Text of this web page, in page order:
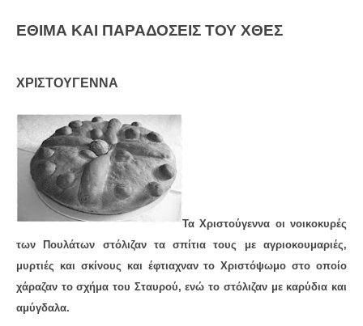
ΈΘΙΜΑ ΚΑΙ ΠΑΡΑΔΌΣΕΙΣ ΤΟΥ ΧΘΕΣ
ΧΡΙΣΤΟΎΓΕΝΝΑ
Τα Χριστούγεννα οι νοικοκυρές
των Πουλάτων στόλιζαν τα σπίτια τους με αγριοκουμαριές,
μυρτιές και σκίνους και έφτιαχναν το Χριστόψωμο στο οποίο
χάραζαν το σχήμα του Σταυρού, ενώ το στόλιζαν με καρύδια και
αμύγδαλα.